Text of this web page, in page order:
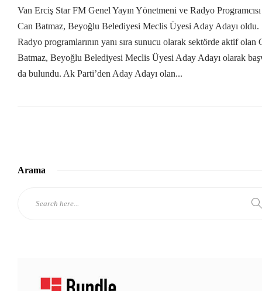
Van Erciş Star FM Genel Yayın Yönetmeni ve Radyo Programcısı
Can Batmaz, Beyoğlu Belediyesi Meclis Üyesi Aday Adayı oldu.
Radyo programlarının yanı sıra sunucu olarak sektörde aktif olan
Batmaz, Beyoğlu Belediyesi Meclis Üyesi Aday Adayı olarak
da bulundu. Ak Parti’den Aday Adayı olan...
Arama